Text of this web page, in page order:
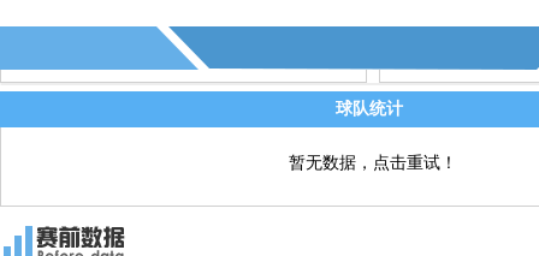
球队统计
暂无数据，点击重试！